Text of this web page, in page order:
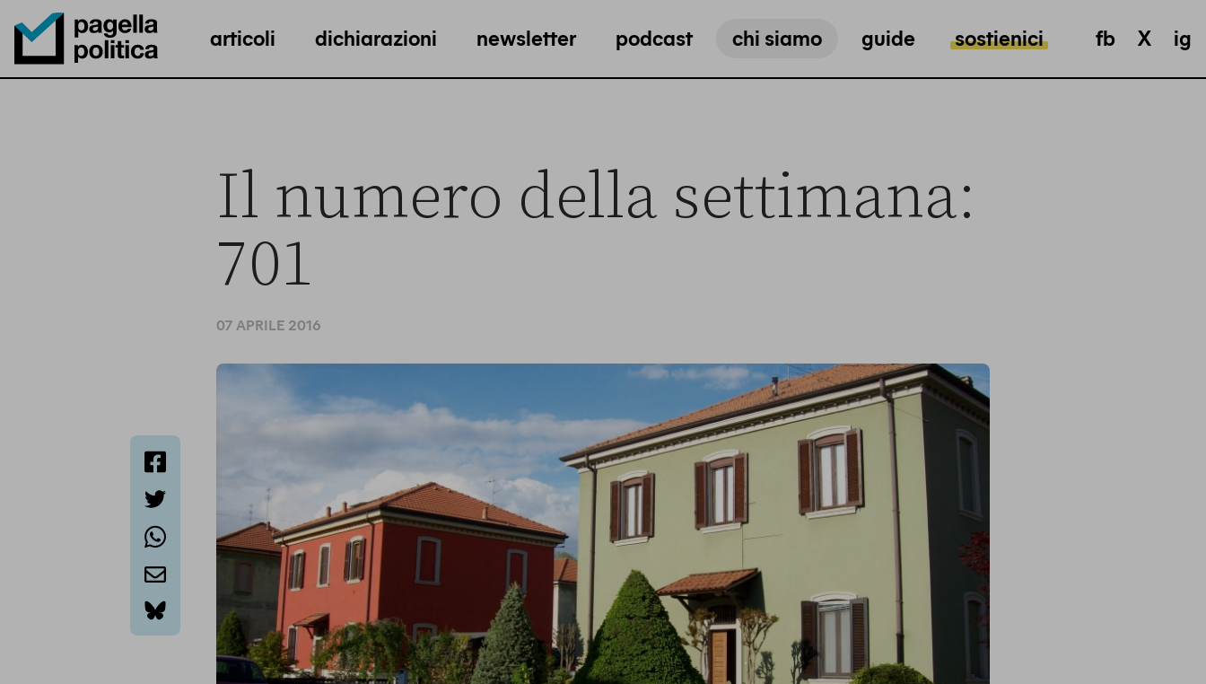
Pagella Politica Logo
articoli dichiarazioni newsletter podcast chi siamo guide sostienici fb X ig
Il numero della settimana:
701
07 APRILE 2016
bluesky